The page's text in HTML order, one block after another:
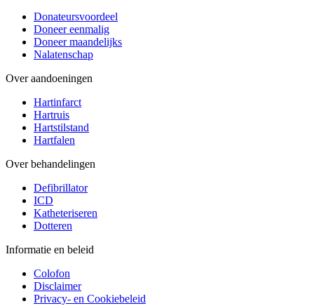
Donateursvoordeel
Doneer eenmalig
Doneer maandelijks
Nalatenschap
Over aandoeningen
Hartinfarct
Hartruis
Hartstilstand
Hartfalen
Over behandelingen
Defibrillator
ICD
Katheteriseren
Dotteren
Informatie en beleid
Colofon
Disclaimer
Privacy- en Cookiebeleid